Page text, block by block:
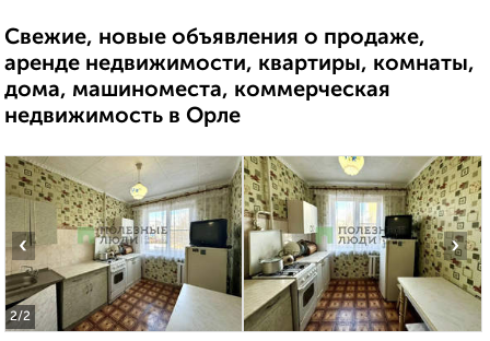
Свежие, новые объявления о продаже,
аренде недвижимости, квартиры, комнаты,
дома, машиноместа, коммерческая
недвижимость в Орле
2/2
‹ ›